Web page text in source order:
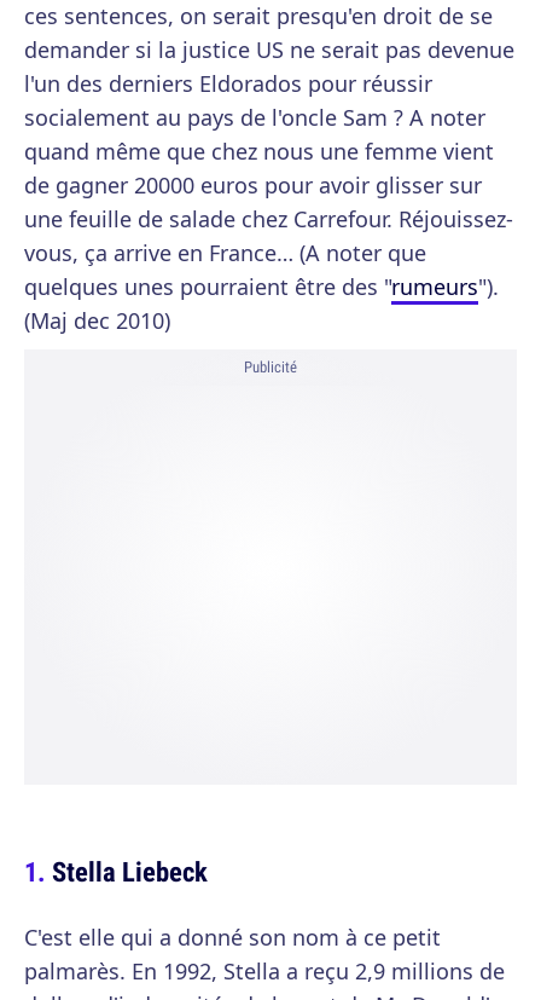
ces sentences, on serait presqu'en droit de se
demander si la justice US ne serait pas devenue
l'un des derniers Eldorados pour réussir
socialement au pays de l'oncle Sam ? A noter
quand même que chez nous une femme vient
de gagner 20000 euros pour avoir glisser sur
une feuille de salade chez Carrefour. Réjouissez-
vous, ça arrive en France… (A noter que
quelques unes pourraient être des "rumeurs").
(Maj dec 2010)
Publicité
Stella Liebeck
C'est elle qui a donné son nom à ce petit
palmarès. En 1992, Stella a reçu 2,9 millions de